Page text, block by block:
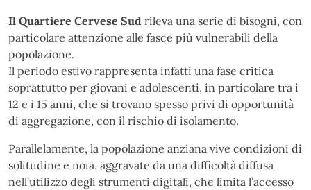
Il Quartiere Cervese Sud rileva una serie di bisogni, con
particolare attenzione alle fasce più vulnerabili della
popolazione.
Il periodo estivo rappresenta infatti una fase critica
soprattutto per giovani e adolescenti, in particolare tra i
12 e i 15 anni, che si trovano spesso privi di opportunità
di aggregazione, con il rischio di isolamento.
Parallelamente, la popolazione anziana vive condizioni di
solitudine e noia, aggravate da una difficoltà diffusa
nell’utilizzo degli strumenti digitali, che limita l’accesso